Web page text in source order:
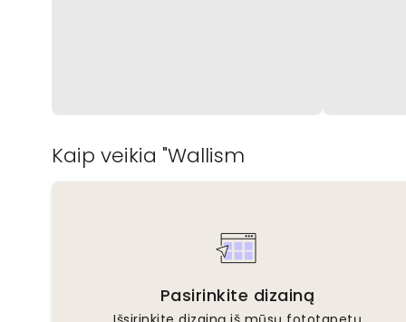
Kaip veikia "Wallism
Pasirinkite dizainą